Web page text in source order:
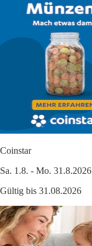
Coinstar
Sa. 1.8. - Mo. 31.8.2026
Gültig bis 31.08.2026